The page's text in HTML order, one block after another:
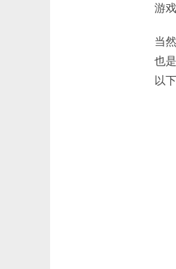
游
当
也
以